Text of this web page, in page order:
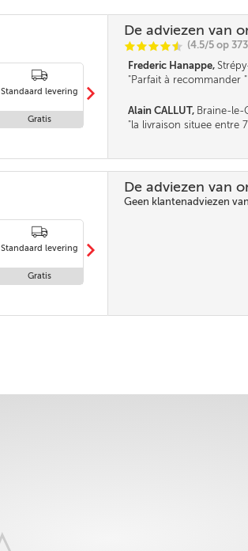
Standaard levering
Gratis
Gratis
m
De adviezen van
CCCCi
@ (4.5/5 op
Frederic Hanappe,
Parfait à recommander
Alain CALLUT, Braine-le-
la livraison situee entre
Standaard levering
Gratis
m
De adviezen van
Geen klantenadviezen